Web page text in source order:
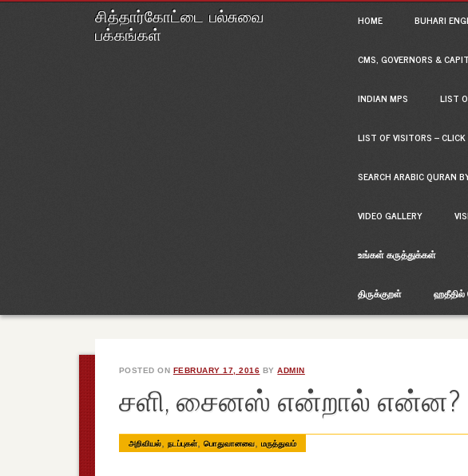
சித்தார்கோட்டை பல்சுவை
பக்கங்கள்
Main
HOME BUHARI
CMS, GOVERNORS &
INDIAN MPS LIST
LIST OF VISITORS –
SEARCH ARABIC QURAN
VIDEO GALLERY
உங்கள் கருத்துக்கள்
திருக்குறள் ஹதீதில்
POSTED ON FEBRUARY 17, 2016 BYADMIN
சளி, சைனஸ் என்றால் என்ன?
அறிவியல், நடப்புகள், பொதுவானவை, மருத்துவம்